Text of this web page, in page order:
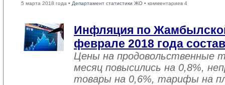
5 марта 2018 года • Департамент статистики ЖО • комментариев 4
Инфляция по
феврале 2018 года
Цены на продовольственные
месяц повысились на 0,8%,
товары на 0,6%, тарифы на